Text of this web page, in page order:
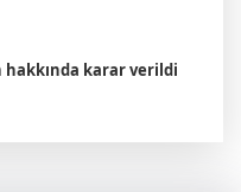
hakkında karar verildi